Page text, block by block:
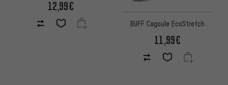
12,99€
BUFF Cagoule EcoStretch
11,99€